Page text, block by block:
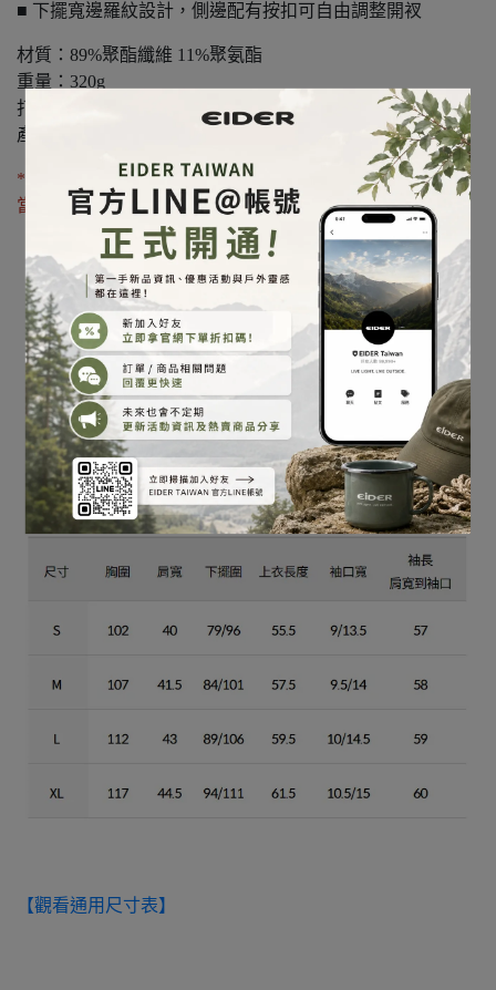
■ 下擺寬邊羅紋設計，側邊配有按扣可自由調整開衩
材質：89%聚酯纖維 11%聚氨酯
重量：320g
打包大小：30 x 36cm
產地：越南
*洗滌方式請參考「衣物洗滌說明
」頁面，經判定為洗滌不
當則不在保固範圍內，請多加注意。
【觀看通用尺寸表】